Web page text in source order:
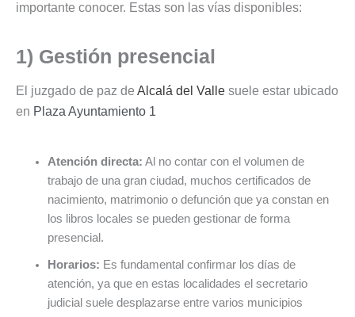
importante conocer. Estas son las vías disponibles:
1) Gestión presencial
El juzgado de paz de Alcalá del Valle suele estar ubicado
en Plaza Ayuntamiento 1
Atención directa: Al no contar con el volumen de
trabajo de una gran ciudad, muchos certificados de
nacimiento, matrimonio o defunción que ya constan en
los libros locales se pueden gestionar de forma
presencial.
Horarios: Es fundamental confirmar los días de
atención, ya que en estas localidades el secretario
judicial suele desplazarse entre varios municipios